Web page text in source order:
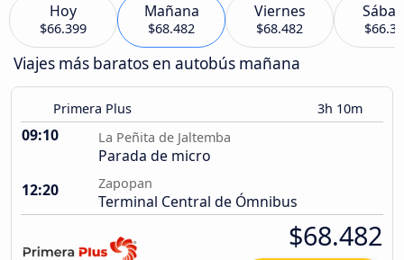
Hoy
$66.399
Mañana
$68.482
Viernes
$68.482
Viajes más baratos en autobús mañana
Primera Plus 3h 10m
09:10 La Peñita de Jaltemba
Parada de micro
12:20
Zapopan
Terminal Central de Ómnibus
$68.482